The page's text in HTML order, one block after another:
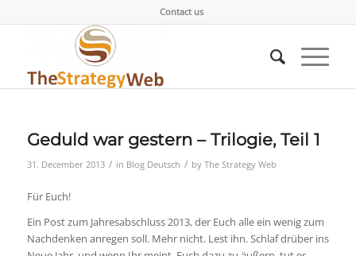
Contact us
Geduld war gestern – Trilogie, Teil 1
31. December 2013 / in Blog Deutsch / by The Strategy Web
Für Euch!
Ein Post zum Jahresabschluss 2013, der Euch alle ein wenig zum
Nachdenken anregen soll. Mehr nicht. Lest ihn. Schlaf drüber ins